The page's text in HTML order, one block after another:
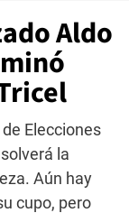
Aldo
Elecciones
la
Aún hay
cupo, pero